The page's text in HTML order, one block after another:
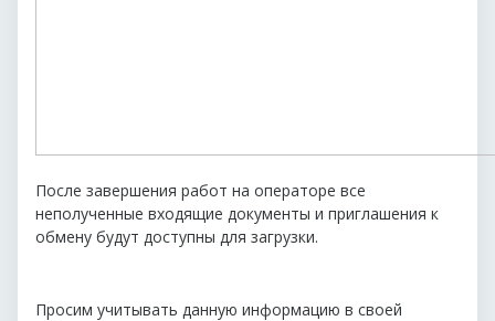
После завершения работ на операторе все
неполученные входящие документы и приглашения к
обмену будут доступны для загрузки.
Просим учитывать данную информацию в своей